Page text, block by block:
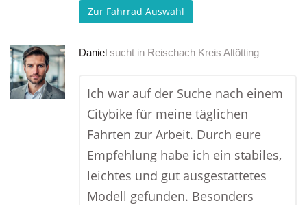
Zur Fahrrad Auswahl
Daniel sucht in Reischach Kreis Altötting
Ich war auf der Suche nach einem
Citybike für meine täglichen
Fahrten zur Arbeit. Durch eure
Empfehlung habe ich ein stabiles,
leichtes und gut ausgestattetes
Modell gefunden. Besonders